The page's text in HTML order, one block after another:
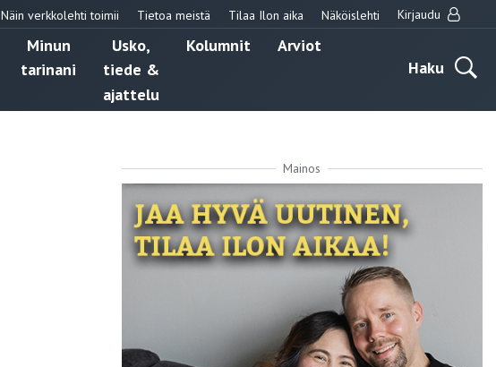
Näin verkkolehti toimii Tietoa meistä Tilaa Ilon aika Näköislehti Kirjaudu
Minun
tarinani
Usko,
tiede &
ajattelu
Kolumnit
Arviot
Haku
Mainos